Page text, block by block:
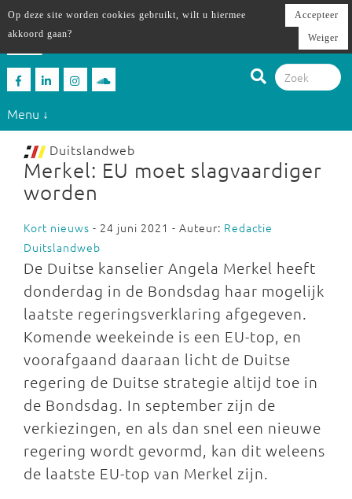
Menu ↓
Duitslandweb
Merkel: EU moet slagvaardiger
worden
Kort nieuws - 24 juni 2021 - Auteur: Redactie
Duitslandweb
De Duitse kanselier Angela Merkel heeft
donderdag in de Bondsdag haar mogelijk
laatste regeringsverklaring afgegeven.
Komende weekeinde is een EU-top, en
voorafgaand daaraan licht de Duitse
regering de Duitse strategie altijd toe in
de Bondsdag. In september zijn de
verkiezingen, en als dan snel een nieuwe
regering wordt gevormd, kan dit weleens
de laatste EU-top van Merkel zijn.
Op deze site worden cookies gebruikt, wilt u hiermee
akkoord gaan?
Accepteer
Weiger